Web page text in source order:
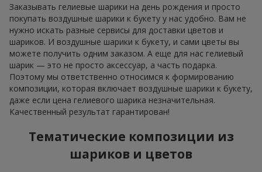
Заказывать гелиевые шарики на день рождения и просто
покупать воздушные шарики к букету у нас удобно. Вам не
нужно искать разные сервисы для доставки цветов и
шариков. И воздушные шарики к букету, и сами цветы вы
можете получить одним заказом. А еще для нас гелиевый
шарик — это не просто аксессуар, а часть подарка.
Поэтому мы ответственно относимся к формированию
композиции, которая включает воздушные шарики к букету,
даже если цена гелиевого шарика незначительная.
Качественный результат гарантирован!
Тематические композиции из
шариков и цветов